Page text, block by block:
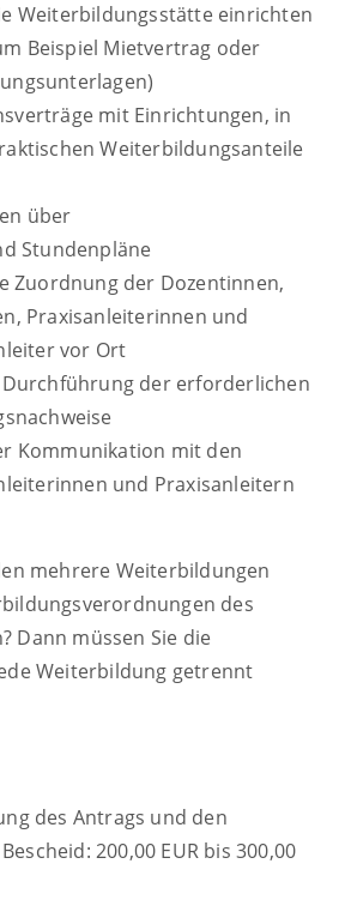
Weiterbildungsstätte einrichten
Beispiel Mietvertrag oder
mit Einrichtungen, in
Weiterbildungsanteile
über
Stundenpläne
Zuordnung der Dozentinnen,
Praxisanleiterinnen und
vor Ort
der erforderlichen
Kommunikation mit den
und Praxisanleitern
mehrere Weiterbildungen
des
Dann müssen Sie die
Weiterbildung getrennt
des Antrags und den
200,00 EUR bis 300,00